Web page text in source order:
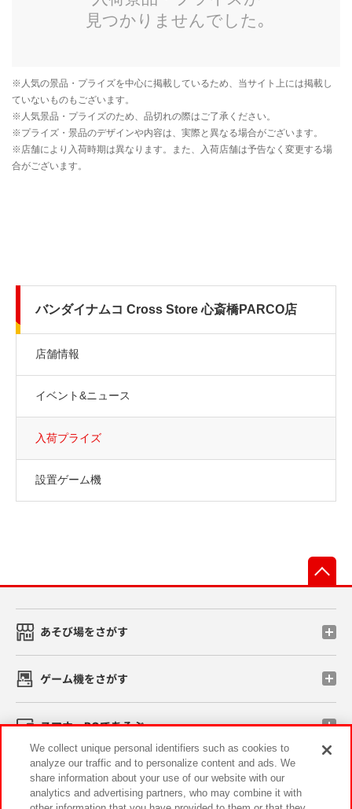
バンダイナムコ Cross Store 心斎橋PARCO店
店舗情報
イベント&ニュース
入荷プライズ
設置ゲーム機
あそび場をさがす
ゲーム機をさがす
スマホ・PCであそぶ
イベント・キャンペーン
We collect unique personal identifiers such as cookies to
analyze our traffic and to personalize content and ads. We
share information about your use of our website with our
analytics and advertising partners, who may combine it with